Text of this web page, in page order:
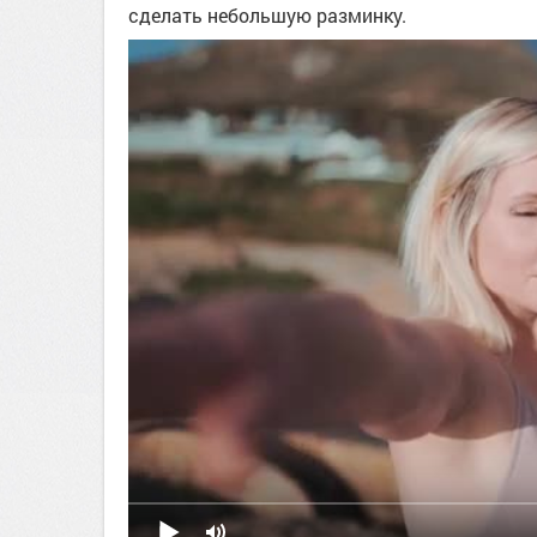
сделать небольшую разминку.